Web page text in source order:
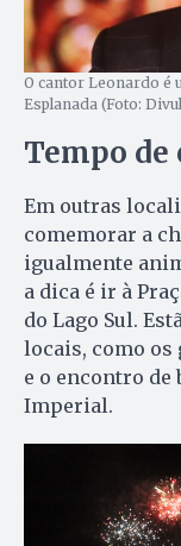
O cantor Leonardo é
Esplanada (Foto:
Tempo de
Em outras
comemorar a
igualmente
a dica é ir à
do Lago Sul.
locais, como os
e o encontro de
Imperial.